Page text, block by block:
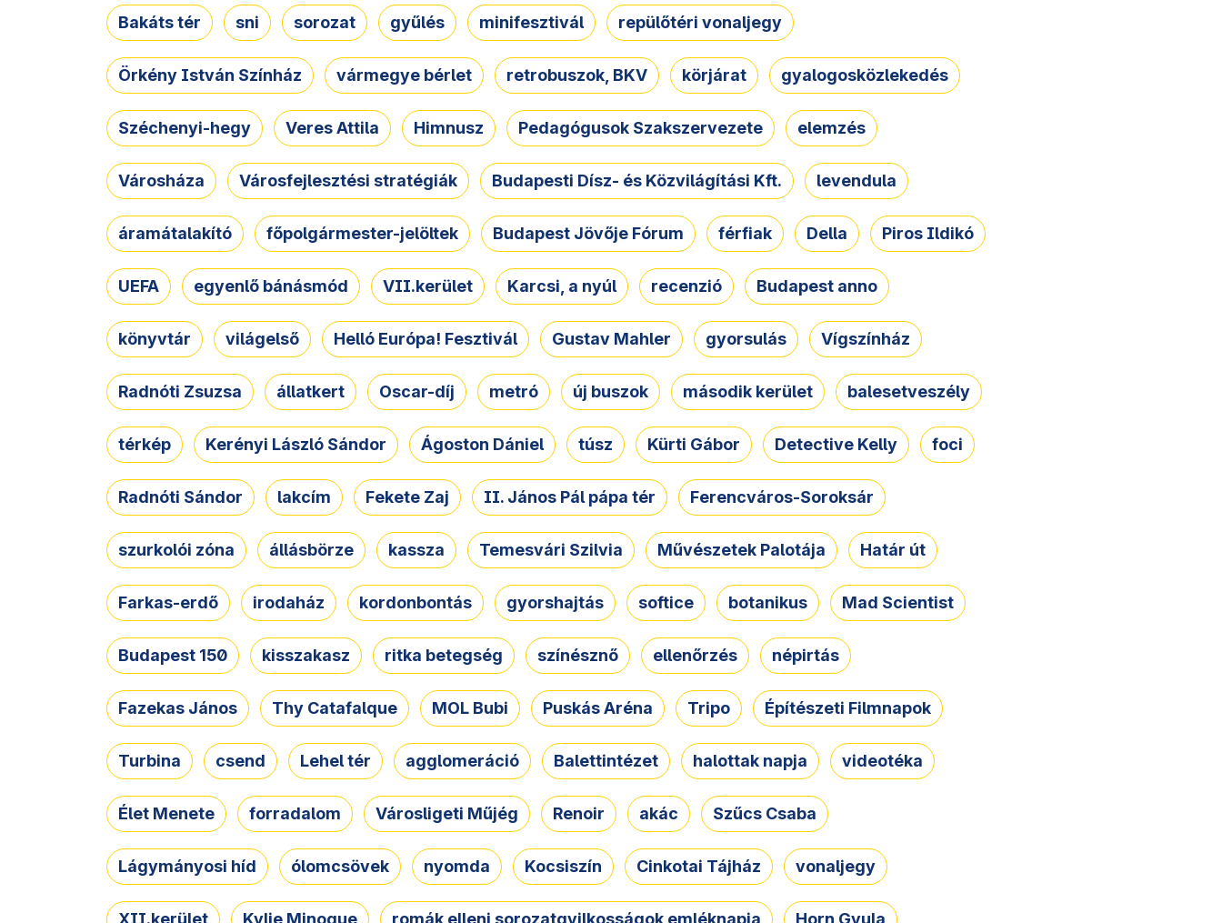
Bakáts tér sni sorozat gyűlés minifesztivál repülőtéri vonaljegy
Örkény István Színház vármegye bérlet retrobuszok, BKV körjárat gyalogosközlekedés
Széchenyi-hegy Veres Attila Himnusz Pedagógusok Szakszervezete elemzés
Városháza Városfejlesztési stratégiák Budapesti Dísz- és Közvilágítási Kft. levendula
áramátalakító főpolgármester-jelöltek Budapest Jövője Fórum férfiak Della Piros Ildikó
UEFA egyenlő bánásmód VII.kerület Karcsi, a nyúl recenzió Budapest anno
könyvtár világelső Helló Európa! Fesztivál Gustav Mahler gyorsulás Vígszínház
Radnóti Zsuzsa állatkert Oscar-díj metró új buszok második kerület balesetveszély
térkép Kerényi László Sándor Ágoston Dániel túsz Kürti Gábor Detective Kelly foci
Radnóti Sándor lakcím Fekete Zaj II. János Pál pápa tér Ferencváros-Soroksár
szurkolói zóna állásbörze kassza Temesvári Szilvia Művészetek Palotája Határ út
Farkas-erdő irodaház kordonbontás gyorshajtás softice botanikus Mad Scientist
Budapest 150 kisszakasz ritka betegség színésznő ellenőrzés népirtás
Fazekas János Thy Catafalque MOL Bubi Puskás Aréna Tripo Építészeti Filmnapok
Turbina csend Lehel tér agglomeráció Balettintézet halottak napja videotéka
Élet Menete forradalom Városligeti Műjég Renoir akác Szűcs Csaba
Lágymányosi híd ólomcsövek nyomda Kocsiszín Cinkotai Tájház vonaljegy
XII.kerület Kylie Minogue romák elleni sorozatgyilkosságok emléknapja Horn Gyula